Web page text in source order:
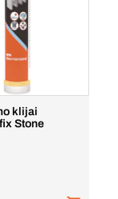
klijai
Stone